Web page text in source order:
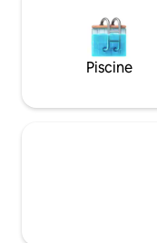
Piscine